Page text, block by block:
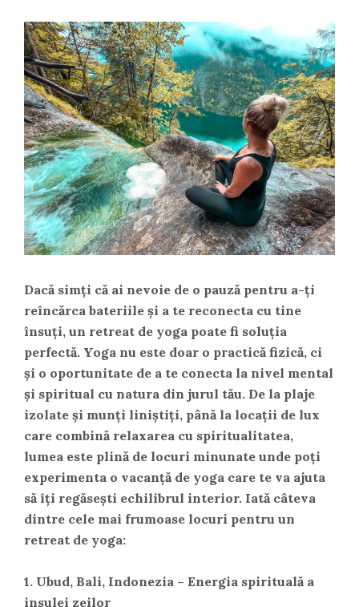
Dacă simți că ai nevoie de o pauză pentru a-ți
reîncărca bateriile și a te reconecta cu tine
însuți, un retreat de yoga poate fi soluția
perfectă. Yoga nu este doar o practică fizică, ci
și o oportunitate de a te conecta la nivel mental
și spiritual cu natura din jurul tău. De la plaje
izolate și munți liniștiți, până la locații de lux
care combină relaxarea cu spiritualitatea,
lumea este plină de locuri minunate unde poți
experimenta o vacanță de yoga care te va ajuta
să îți regăsești echilibrul interior. Iată câteva
dintre cele mai frumoase locuri pentru un
retreat de yoga:
1. Ubud, Bali, Indonezia – Energia spirituală a
insulei zeilor